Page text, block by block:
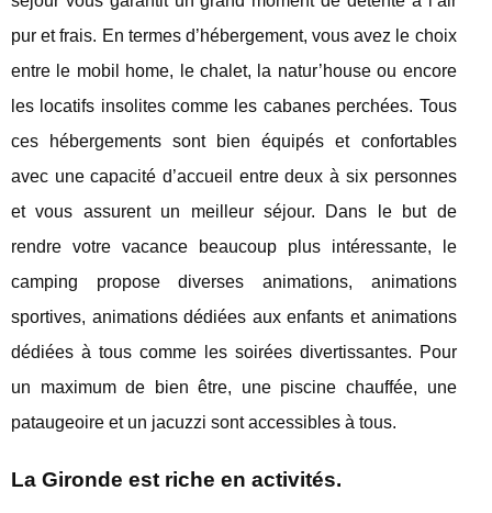
pur et frais. En termes d’hébergement, vous avez le choix
entre le mobil home, le chalet, la natur’house ou encore
les locatifs insolites comme les cabanes perchées. Tous
ces hébergements sont bien équipés et confortables
avec une capacité d’accueil entre deux à six personnes
et vous assurent un meilleur séjour. Dans le but de
rendre votre vacance beaucoup plus intéressante, le
camping propose diverses animations, animations
sportives, animations dédiées aux enfants et animations
dédiées à tous comme les soirées divertissantes. Pour
un maximum de bien être, une piscine chauffée, une
pataugeoire et un jacuzzi sont accessibles à tous.
La Gironde est riche en activités.